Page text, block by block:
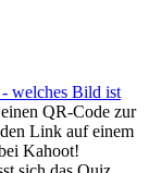
welches Bild ist
QR-Code zur
Link auf einem
Kahoot!